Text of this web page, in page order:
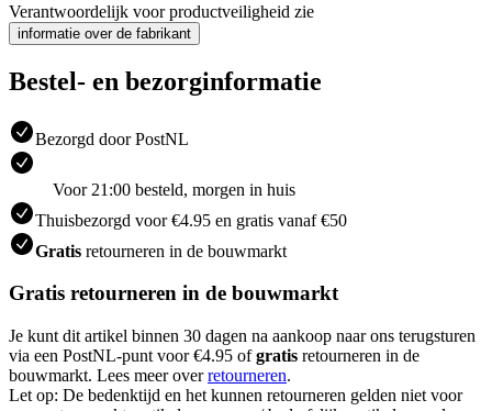
Verantwoordelijk voor productveiligheid zie
informatie over de fabrikant
Bestel- en bezorginformatie
Bezorgd door PostNL
Voor 21:00 besteld, morgen in huis
Thuisbezorgd voor €4.95 en gratis vanaf €50
Gratis retourneren in de bouwmarkt
Gratis retourneren in de bouwmarkt
Je kunt dit artikel binnen 30 dagen na aankoop naar ons terugsturen
via een PostNL-punt voor €4.95 ofgratis retourneren in de
bouwmarkt. Lees meer overretourneren.
Let op: De bedenktijd en het kunnen retourneren gelden niet voor